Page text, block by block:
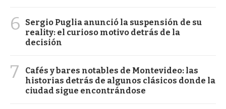
6
Sergio Puglia anunció la suspensión de su
reality: el curioso motivo detrás de la
decisión
7
Cafés y bares notables de Montevideo: las
historias detrás de algunos clásicos donde la
ciudad sigue encontrándose